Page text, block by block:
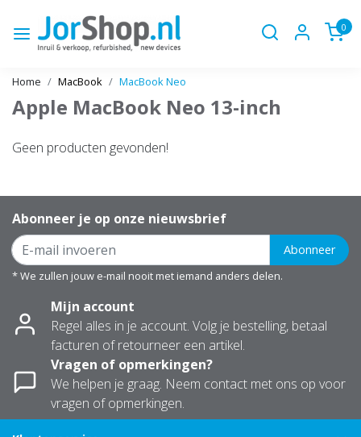
0
Home MacBook MacBook Neo
Apple MacBook Neo 13-inch
Geen producten gevonden!
Abonneer je op onze nieuwsbrief
Abonneer
* We zullen jouw e-mail nooit met iemand anders delen.
Mijn account
Regel alles in je account. Volg je bestelling, betaal
facturen of retourneer een artikel.
Vragen of opmerkingen?
We helpen je graag. Neem contact met ons op voor
vragen of opmerkingen.